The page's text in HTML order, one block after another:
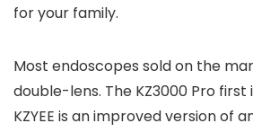
for your family.
Most endoscopes sold on the
double-lens. The KZ3000 Pro
KZYEE is an improved version of